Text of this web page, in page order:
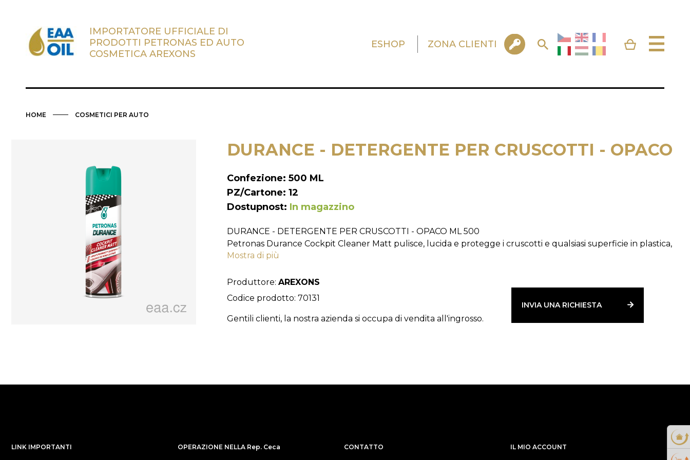
IMPORTATORE UFFICIALE DI
PRODOTTI PETRONAS ED AUTO
COSMETICA AREXONS
ESHOP ZONA CLIENTI
HOME COSMETICI PER AUTO
DURANCE - DETERGENTE PER CRUSCOTTI - OPACO
Confezione: 500 ML
PZ/Cartone: 12
Dostupnost: In magazzino
Mostra di più
DURANCE - DETERGENTE PER CRUSCOTTI - OPACO ML 500
Petronas Durance Cockpit Cleaner Matt pulisce, lucida e protegge i cruscotti e qualsiasi superficie in plastica,
similpelle, gomma, noce e legno dell'auto. La sua esclusiva formula neutralizzante pulisce a fondo la
Petronas Durance Cockpit Cleaner Matt contiene silicone.
Produttore: AREXONS
Codice prodotto: 70131
Gentili clienti, la nostra azienda si occupa di vendita all'ingrosso.
INVIA UNA RICHIESTA
LINK IMPORTANTI OPERAZIONE NELLA Rep. Ceca CONTATTO IL MIO ACCOUNT